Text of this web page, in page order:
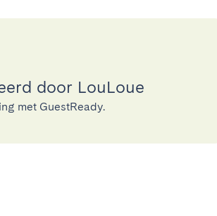
door LouLoue
met GuestReady.